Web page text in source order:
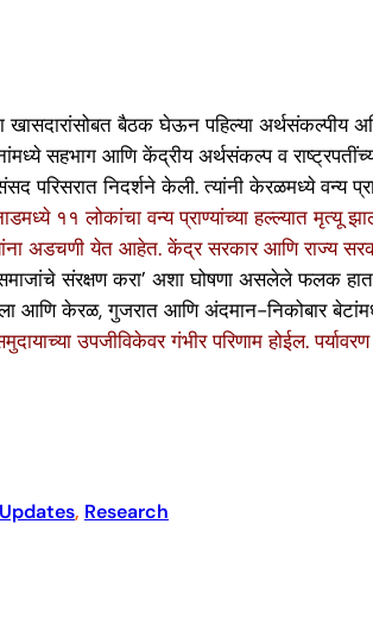
बैठक घेऊन पहिल्या अर्थसंकल्पीय
सहभाग आणि केंद्रीय अर्थसंकल्प व
परिसरात निदर्शने केली. त्यांनी केरळमध्ये वन्य
११ लोकांचा वन्य प्राण्यांच्या हल्ल्यात मृत्यू
अडचणी येत आहेत. केंद्र सरकार आणि राज्य
समाजांचे संरक्षण करा’ अशा घोषणा असलेले फलक
आणि केरळ, गुजरात आणि अंदमान-निकोबार
उपजीविकेवर गंभीर परिणाम होईल.
, Research